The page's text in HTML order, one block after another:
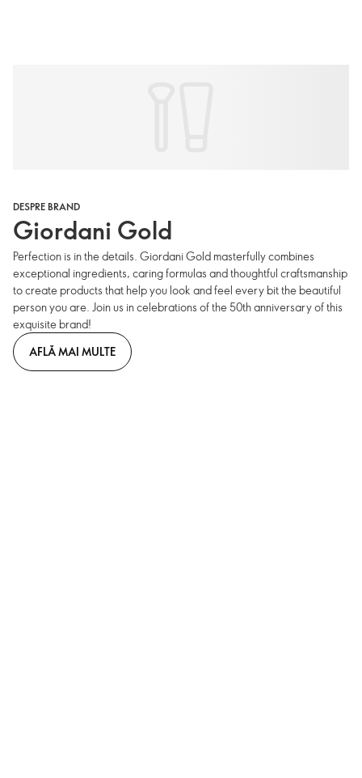
DESPRE BRAND
Giordani Gold
Perfection is in the details. Giordani Gold masterfully combines
exceptional ingredients, caring formulas and thoughtful craftsmanship
to create products that help you look and feel every bit the beautiful
person you are. Join us in celebrations of the 50th anniversary of this
exquisite brand!
AFLĂ MAI MULTE